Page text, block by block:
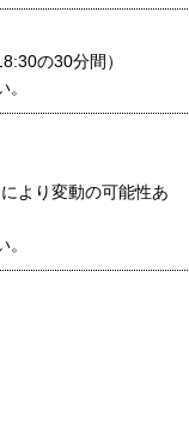
の30分間）
より変動の可能性あ